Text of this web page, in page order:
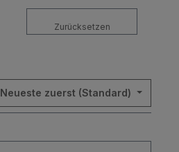
Zurücksetzen
Neueste zuerst (Standard)